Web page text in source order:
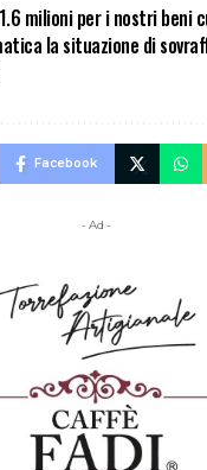
milioni per i nostri beni
la situazione di
Facebook
- Ad -